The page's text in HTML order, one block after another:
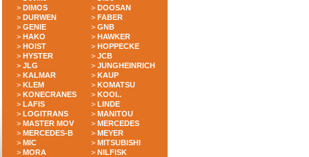
> DIMOS > DOOSAN
> DURWEN > FABER
> GENIE > GNB
> HAKO > HAWKER
> HOIST > HOPPECKE
> HYSTER > JCB
> JLG > JUNGHEINRICH
> KALMAR > KAUP
> KLEM > KOMATSU
> KONECRANES > KOOI..
> LAFIS > LINDE
> LOGITRANS > MANITOU
> MASTER MOV > MERCEDES
> MERCEDES-B > MEYER
> MIC > MITSUBISHI
> MORA > NILFISK